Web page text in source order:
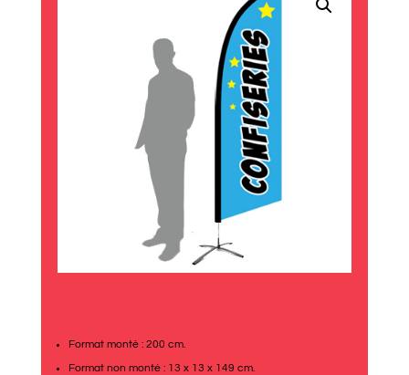
Format monté : 200 cm.
Format non monté : 13 x 13 x 149 cm.